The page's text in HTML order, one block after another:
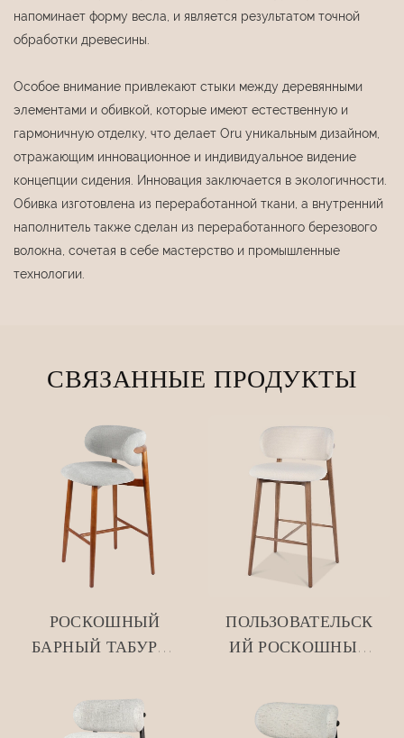
напоминает форму весла, и является результатом точной
обработки древесины.
Особое внимание привлекают стыки между деревянными
элементами и обивкой, которые имеют естественную и
гармоничную отделку, что делает Oru уникальным дизайном,
отражающим инновационное и индивидуальное видение
концепции сидения. Инновация заключается в экологичности.
Обивка изготовлена ​​из переработанной ткани, а внутренний
наполнитель также сделан из переработанного березового
волокна, сочетая в себе мастерство и промышленные
технологии.
СВЯЗАННЫЕ ПРОДУКТЫ
РОСКОШНЫЙ
БАРНЫЙ ТАБУРЕТ
ЗАКАЗ #M1053-3
ПРОИЗВОДИТЕЛЬ
ПОЛЬЗОВАТЕЛЬСК
ИЙ РОСКОШНЫЙ
OLEANDRO #M1053-
1 ПРОИЗВОДИТЕЛЬ